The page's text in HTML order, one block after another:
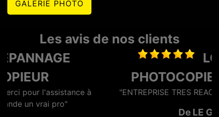
GALERIE PHOTO
Les avis de nos clients
LOCATION
PHOTOCOPIEUR NIORT
"ENTREPRISE TRES REACTIVE ET EFFICACE"